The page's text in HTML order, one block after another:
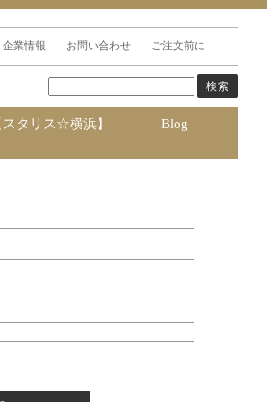
企業情報 お問い合わせ ご注文前に
タリス☆横浜】 Blog